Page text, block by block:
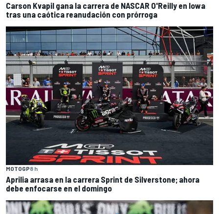
Carson Kvapil gana la carrera de NASCAR O'Reilly en Iowa
tras una caótica reanudación con prórroga
MOTOGP8 h
Aprilia arrasa en la carrera Sprint de Silverstone; ahora
debe enfocarse en el domingo